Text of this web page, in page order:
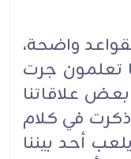
واضحة،
تعلمون جرت
بعض علاقاتنا
في كلام
أحد بيننا